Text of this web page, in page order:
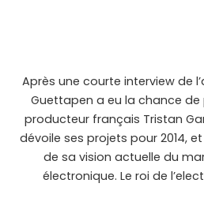
Après une courte interview de
Guettapen a eu la chance de
producteur français Tristan
dévoile ses projets pour 2014,
de sa vision actuelle du
électronique. Le roi de